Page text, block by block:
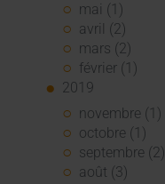
mai (1)
avril (2)
mars (2)
février (1)
2019
novembre (1)
octobre (1)
septembre (2)
août (3)